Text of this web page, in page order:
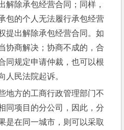
解除承包经营合同；同样，
包的个人无法履行承包经营
提出解除承包经营合同。如
协商解决；协商不成的，合
同规定申请仲裁，也可以根
人民法院起诉。
地方的工商行政管理部门不
同项目的分公司，因此，分
是在同一城市，则可以采取